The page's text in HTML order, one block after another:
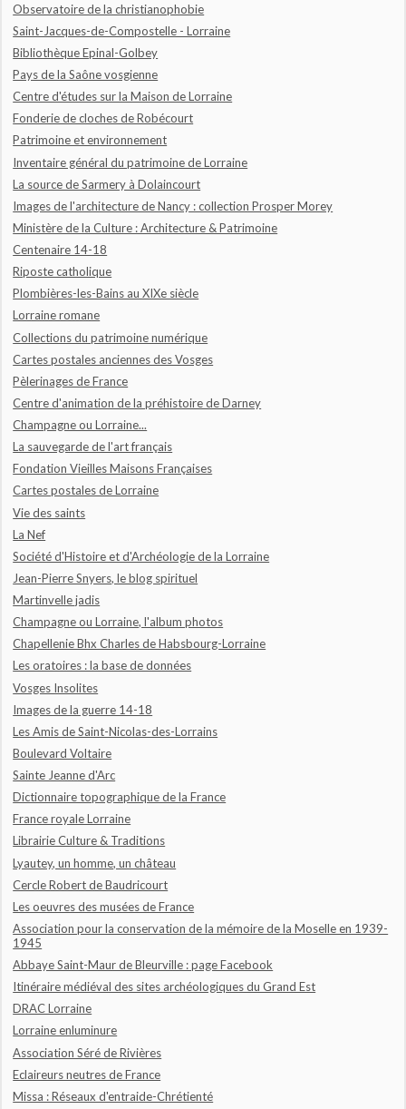
Observatoire de la christianophobie
Saint-Jacques-de-Compostelle - Lorraine
Bibliothèque Epinal-Golbey
Pays de la Saône vosgienne
Centre d'études sur la Maison de Lorraine
Fonderie de cloches de Robécourt
Patrimoine et environnement
Inventaire général du patrimoine de Lorraine
La source de Sarmery à Dolaincourt
Images de l'architecture de Nancy : collection Prosper Morey
Ministère de la Culture : Architecture & Patrimoine
Centenaire 14-18
Riposte catholique
Plombières-les-Bains au XIXe siècle
Lorraine romane
Collections du patrimoine numérique
Cartes postales anciennes des Vosges
Pèlerinages de France
Centre d'animation de la préhistoire de Darney
Champagne ou Lorraine...
La sauvegarde de l'art français
Fondation Vieilles Maisons Françaises
Cartes postales de Lorraine
Vie des saints
La Nef
Société d'Histoire et d'Archéologie de la Lorraine
Jean-Pierre Snyers, le blog spirituel
Martinvelle jadis
Champagne ou Lorraine, l'album photos
Chapellenie Bhx Charles de Habsbourg-Lorraine
Les oratoires : la base de données
Vosges Insolites
Images de la guerre 14-18
Les Amis de Saint-Nicolas-des-Lorrains
Boulevard Voltaire
Sainte Jeanne d'Arc
Dictionnaire topographique de la France
France royale Lorraine
Librairie Culture & Traditions
Lyautey, un homme, un château
Cercle Robert de Baudricourt
Les oeuvres des musées de France
Association pour la conservation de la mémoire de la Moselle en 1939-
1945
Abbaye Saint-Maur de Bleurville : page Facebook
Itinéraire médiéval des sites archéologiques du Grand Est
DRAC Lorraine
Lorraine enluminure
Association Séré de Rivières
Eclaireurs neutres de France
Missa : Réseaux d'entraide-Chrétienté